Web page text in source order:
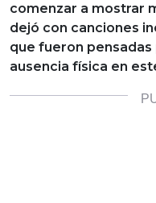
comenzar a mostrar
dejó con canciones
que fueron
ausencia física en